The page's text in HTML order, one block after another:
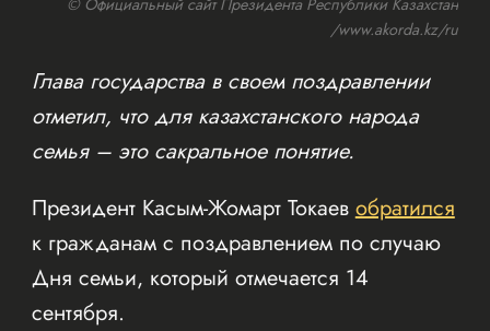
© Официальный сайт Президента Республики Казахстан
/www.akorda.kz/ru
Глава государства в своем поздравлении
отметил, что для казахстанского народа
семья – это сакральное понятие.
Президент Касым-Жомарт Токаевобратился
к гражданам с поздравлением по случаю
Дня семьи, который отмечается 14
сентября.